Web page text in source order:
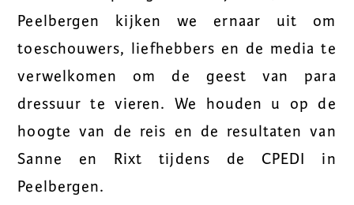
Peelbergen kijken we ernaar uit om
toeschouwers, liefhebbers en de media te
verwelkomen om de geest van para
dressuur te vieren. We houden u op de
hoogte van de reis en de resultaten van
Sanne en Rixt tijdens de CPEDI in
Peelbergen.